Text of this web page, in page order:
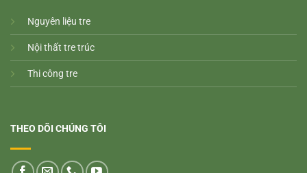
Nguyên liệu tre
Nội thất tre trúc
Thi công tre
THEO DÕI CHÚNG TÔI